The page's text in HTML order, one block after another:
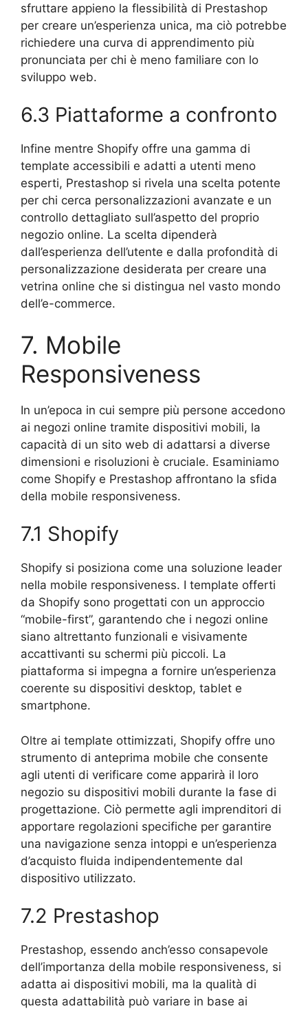
sfruttare appieno la flessibilità di Prestashop
per creare un’esperienza unica, ma ciò potrebbe
richiedere una curva di apprendimento più
pronunciata per chi è meno familiare con lo
sviluppo web.
6.3 Piattaforme a confronto
Infine mentre Shopify offre una gamma di
template accessibili e adatti a utenti meno
esperti, Prestashop si rivela una scelta potente
per chi cerca personalizzazioni avanzate e un
controllo dettagliato sull’aspetto del proprio
negozio online. La scelta dipenderà
dall’esperienza dell’utente e dalla profondità di
personalizzazione desiderata per creare una
vetrina online che si distingua nel vasto mondo
dell’e-commerce.
7. Mobile
Responsiveness
In un’epoca in cui sempre più persone accedono
ai negozi online tramite dispositivi mobili, la
capacità di un sito web di adattarsi a diverse
dimensioni e risoluzioni è cruciale. Esaminiamo
come Shopify e Prestashop affrontano la sfida
della mobile responsiveness.
7.1 Shopify
Shopify si posiziona come una soluzione leader
nella mobile responsiveness. I template offerti
da Shopify sono progettati con un approccio
“mobile-first”, garantendo che i negozi online
siano altrettanto funzionali e visivamente
accattivanti su schermi più piccoli. La
piattaforma si impegna a fornire un’esperienza
coerente su dispositivi desktop, tablet e
smartphone.
Oltre ai template ottimizzati, Shopify offre uno
strumento di anteprima mobile che consente
agli utenti di verificare come apparirà il loro
negozio su dispositivi mobili durante la fase di
progettazione. Ciò permette agli imprenditori di
apportare regolazioni specifiche per garantire
una navigazione senza intoppi e un’esperienza
d’acquisto fluida indipendentemente dal
dispositivo utilizzato.
7.2 Prestashop
Prestashop, essendo anch’esso consapevole
dell’importanza della mobile responsiveness, si
adatta ai dispositivi mobili, ma la qualità di
questa adattabilità può variare in base ai